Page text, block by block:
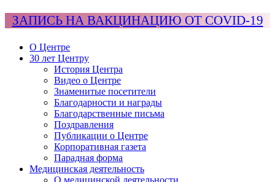
ЗАПИСЬ НА ВАКЦИНАЦИЮ ОТ COVID-19
О Центре
30 лет Центру
История Центра
Видео о Центре
Знаменитые посетители
Благодарности и награды
Благодарственные письма
Поздравления
Публикации о Центре
Корпоративная газета
Парадная форма
Медицинская деятельность
О медицинской деятельности